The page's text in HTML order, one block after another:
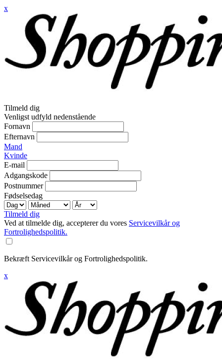
x
Tilmeld dig
Venligst udfyld nedenstående
Fornavn
Efternavn
Mand
Kvinde
E-mail
Adgangskode
Postnummer
Fødselsedag
Tilmeld dig
Ved at tilmelde dig, accepterer du vores Servicevilkår og
Fortrolighedspolitik.
Bekræft Servicevilkår og Fortrolighedspolitik.
x